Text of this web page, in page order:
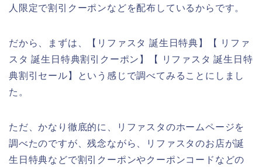
人限定で割引クーポンなどを配布しているからです。
だから、まずは、【リファスタ 誕生日特典】【 リファ
スタ 誕生日特典割引クーポン】【 リファスタ 誕生日特
典割引セール】という感じで調べてみることにしまし
た。
ただ、かなり徹底的に、リファスタのホームページを
調べたのですが、残念ながら、リファスタのお店が誕
生日特典などで割引クーポンやクーポンコードなどの